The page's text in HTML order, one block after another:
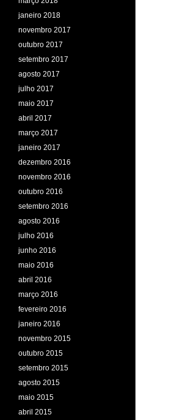
janeiro 2018
novembro 2017
outubro 2017
setembro 2017
agosto 2017
julho 2017
maio 2017
abril 2017
março 2017
janeiro 2017
dezembro 2016
novembro 2016
outubro 2016
setembro 2016
agosto 2016
julho 2016
junho 2016
maio 2016
abril 2016
março 2016
fevereiro 2016
janeiro 2016
novembro 2015
outubro 2015
setembro 2015
agosto 2015
maio 2015
abril 2015